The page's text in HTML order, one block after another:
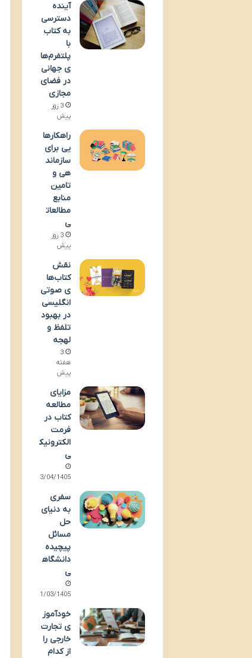
آینده
دسترسی
به کتاب
با
پلتفرم‌ها
ی جهانی
در فضای
مجازی
3 روز
پیش
راهکارها
یی برای
سازماند
هی و
تامین
منابع
مطالعات
ی
3 روز
پیش
نقش
کتاب‌ها
ی صوتی
انگلیسی
در بهبود
تلفظ و
لهجه
3
هفته
پیش
مزایای
مطالعه
کتاب در
فرمت
الکترونیک
ی
13/04/1405
سفری
به دنیای
حل
مسائل
پیچیده
دانشگاه
ی
31/03/1405
خودآموز
ی تجارت
خارجی را
از کدام